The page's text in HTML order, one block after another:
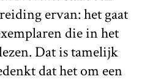
ervan: het gaat
die in het
Dat is tamelijk
dat het om een